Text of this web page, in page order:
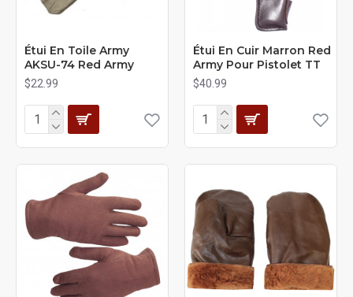
Étui En Toile Army
AKSU-74 Red Army
$22.99
Étui En Cuir Marron Red
Army Pour Pistolet TT
$40.99